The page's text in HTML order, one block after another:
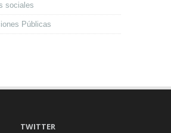
sociales
Públicas
TWITTER